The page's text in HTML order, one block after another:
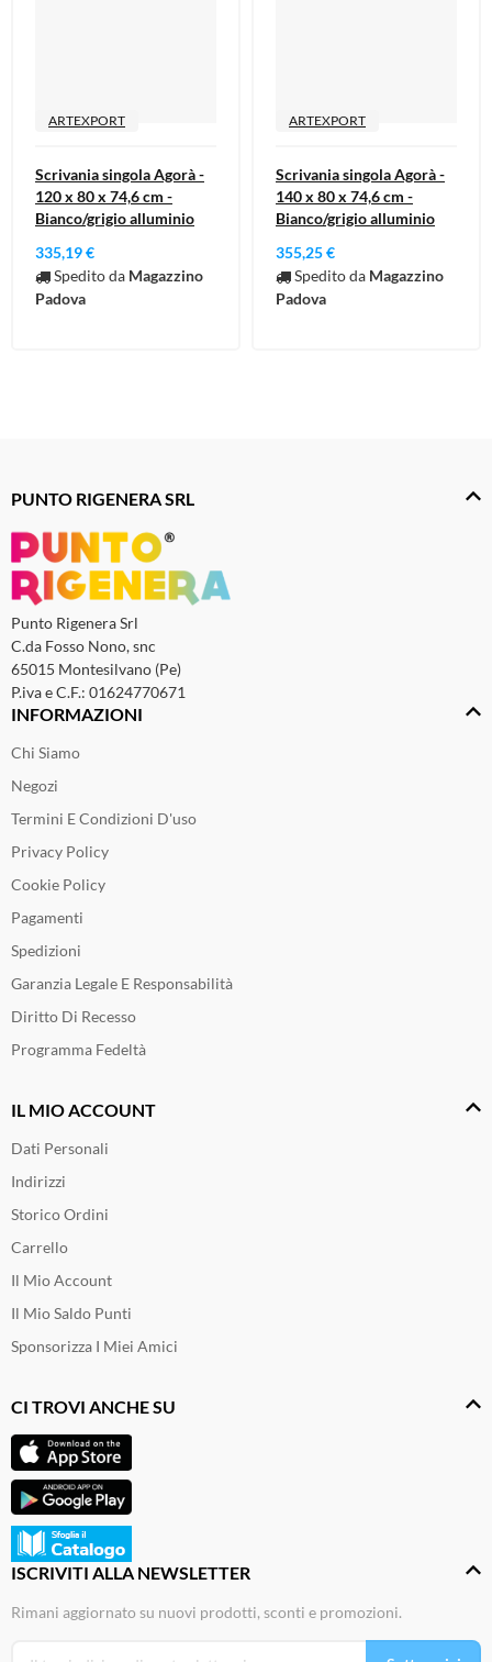
ARTEXPORT
Scrivania singola Agorà -
120 x 80 x 74,6 cm -
Bianco/grigio alluminio
335,19 €
Spedito da Magazzino
Padova
ARTEXPORT
Scrivania singola Agorà -
140 x 80 x 74,6 cm -
Bianco/grigio alluminio
355,25 €
Spedito da Magazzino
Padova
PUNTO RIGENERA SRL
Punto Rigenera Srl
C.da Fosso Nono, snc
65015 Montesilvano (Pe)
P.iva e C.F.: 01624770671
INFORMAZIONI
Chi Siamo
Negozi
Termini E Condizioni D'uso
Privacy Policy
Cookie Policy
Pagamenti
Spedizioni
Garanzia Legale E Responsabilità
Diritto Di Recesso
Programma Fedeltà
IL MIO ACCOUNT
Dati Personali
Indirizzi
Storico Ordini
Carrello
Il Mio Account
Il Mio Saldo Punti
Sponsorizza I Miei Amici
CI TROVI ANCHE SU
ISCRIVITI ALLA NEWSLETTER
Rimani aggiornato su nuovi prodotti, sconti e promozioni.